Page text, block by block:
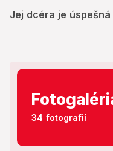
Jej dcéra je úspešná
34 fotografií